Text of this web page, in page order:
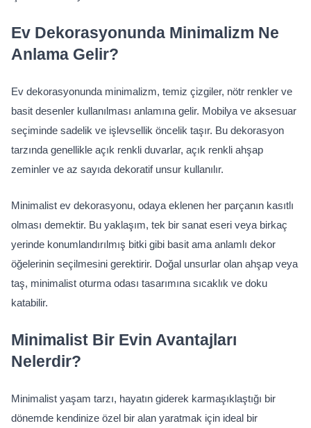
Ev Dekorasyonunda Minimalizm Ne
Anlama Gelir?
Ev dekorasyonunda minimalizm, temiz çizgiler, nötr renkler ve
basit desenler kullanılması anlamına gelir. Mobilya ve aksesuar
seçiminde sadelik ve işlevsellik öncelik taşır. Bu dekorasyon
tarzında genellikle açık renkli duvarlar, açık renkli ahşap
zeminler ve az sayıda dekoratif unsur kullanılır.
Minimalist ev dekorasyonu, odaya eklenen her parçanın kasıtlı
olması demektir. Bu yaklaşım, tek bir sanat eseri veya birkaç
yerinde konumlandırılmış bitki gibi basit ama anlamlı dekor
öğelerinin seçilmesini gerektirir. Doğal unsurlar olan ahşap veya
taş, minimalist oturma odası tasarımına sıcaklık ve doku
katabilir.
Minimalist Bir Evin Avantajları
Nelerdir?
Minimalist yaşam tarzı, hayatın giderek karmaşıklaştığı bir
dönemde kendinize özel bir alan yaratmak için ideal bir